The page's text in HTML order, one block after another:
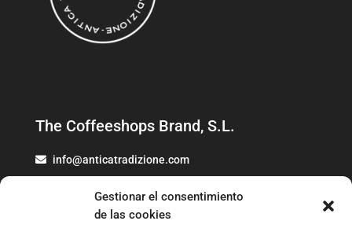
Gestionar el consentimiento
de las cookies
The Coffeeshops Brand, S.L.
info@anticatradizione.com